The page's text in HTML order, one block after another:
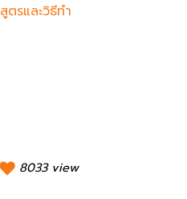
สูตรและวิธีทำ
8033 view